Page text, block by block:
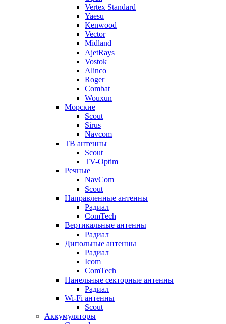
Vertex Standard
Yaesu
Kenwood
Vector
Midland
AjetRays
Vostok
Alinco
Roger
Combat
Wouxun
Морские
Scout
Sirus
Navcom
ТВ антенны
Scout
TV-Optim
Речные
NavCom
Scout
Направленные антенны
Радиал
ComTech
Вертикальные антенны
Радиал
Дипольные антенны
Радиал
Icom
ComTech
Панельные секторные антенны
Радиал
Wi-Fi антенны
Scout
Аккумуляторы